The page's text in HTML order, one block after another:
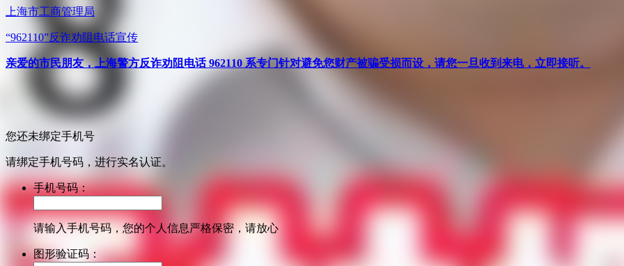
上海市工商管理局
“962110”反诈劝阻电话宣传
亲爱的市民朋友，上海警方反诈劝阻电话 962110 系专门针对避免您财产被骗受损而设，请您一旦收到来电，立即接听。
您还未绑定手机号
请绑定手机号码，进行实名认证。
手机号码：
请输入手机号码，您的个人信息严格保密，请放心
图形验证码：